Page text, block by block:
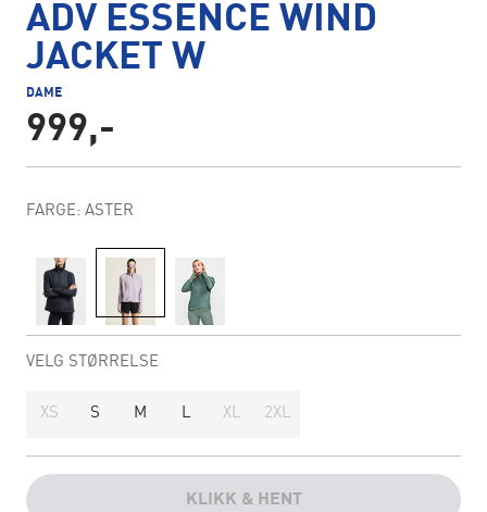
ADV ESSENCE WIND
JACKET W
DAME
999,-
FARGE: ASTER
VELG STØRRELSE
XS S M L XL 2XL
KLIKK & HENT